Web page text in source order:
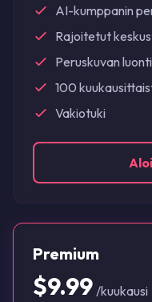
AI-kumppanin
Rajoitetut
Peruskuvan luonti
100
Vakiotuki
Premium
$9.99 /kuukausi